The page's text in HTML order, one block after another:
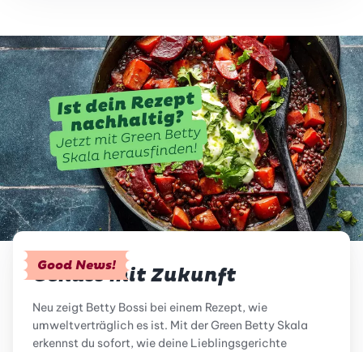
Good News!
Genuss mit Zukunft
Neu zeigt Betty Bossi bei einem Rezept, wie
umweltverträglich es ist. Mit der Green Betty Skala
erkennst du sofort, wie deine Lieblingsgerichte